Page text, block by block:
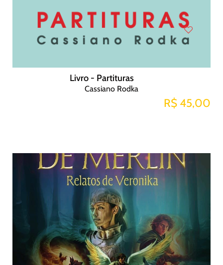
Livro - Partituras
Cassiano Rodka
R$ 45,00